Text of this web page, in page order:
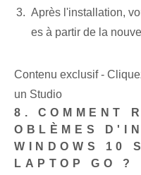
Après l'installation,
es à partir de la
Contenu exclusif -
un Studio
8. COMMENT
OBLÈMES
WINDOWS 10
LAPTOP GO ?